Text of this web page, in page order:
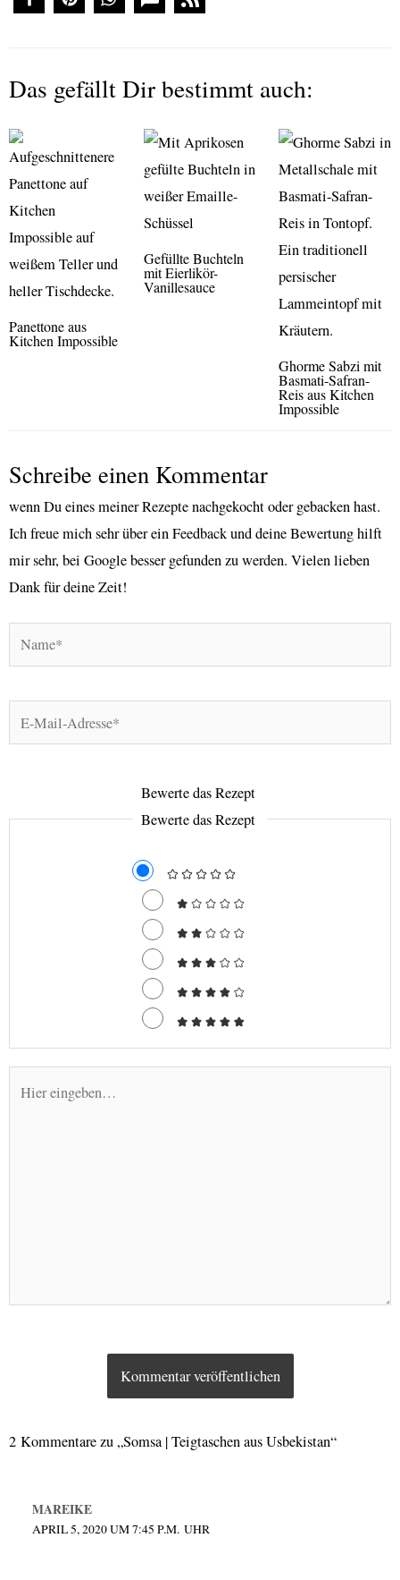
Das gefällt Dir bestimmt auch:
Panettone aus
Kitchen Impossible
Gefüllte Buchteln
mit Eierlikör-
Vanillesauce
Ghorme Sabzi mit
Basmati-Safran-
Reis aus Kitchen
Impossible
Schreibe einen Kommentar
wenn Du eines meiner Rezepte nachgekocht oder gebacken hast.
Ich freue mich sehr über ein Feedback und deine Bewertung hilft
mir sehr, bei Google besser gefunden zu werden. Vielen lieben
Dank für deine Zeit!
Name*
Mail-
Bewerte das Rezept
Bewerte das Rezept
eingeben…
2 Kommentare zu „Somsa | Teigtaschen aus Usbekistan“
MAREIKE
APRIL 5, 2020 UM 7:45 P.M. UHR